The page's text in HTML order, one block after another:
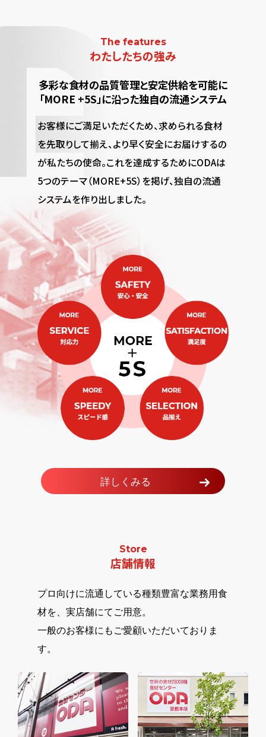
The features
わたしたちの強み
多彩な食材の品質管理と安定供給を可能に
「MORE +5S」に沿った独自の流通システム
お客様にご満足いただくため、求められる食材
を先取りして揃え、より早く安全にお届けするの
が私たちの使命。これを達成するためにODAは
5つのテーマ（MORE+5S）を掲げ、独自の流通
システムを作り出しました。
詳しくみる
Store
店舗情報
プロ向けに流通している種類豊富な業務用食
材を、実店舗にてご用意。
一般のお客様にもご愛顧いただいておりま
す。